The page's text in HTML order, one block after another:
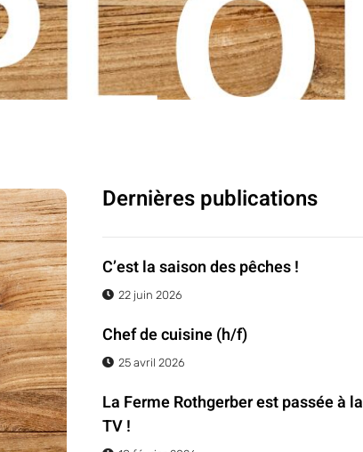
Dernières publications
C’est la saison des pêches !
22 juin 2026
Chef de cuisine (h/f)
25 avril 2026
La Ferme Rothgerber est passée à la
TV !